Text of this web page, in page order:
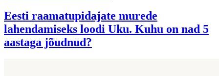
Eesti raamatupidajate murede
lahendamiseks loodi Uku. Kuhu on nad 5
aastaga jõudnud?